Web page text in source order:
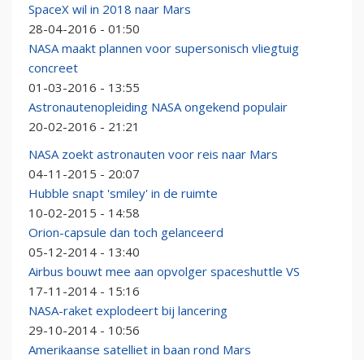
SpaceX wil in 2018 naar Mars
28-04-2016 - 01:50
NASA maakt plannen voor supersonisch vliegtuig
concreet
01-03-2016 - 13:55
Astronautenopleiding NASA ongekend populair
20-02-2016 - 21:21
NASA zoekt astronauten voor reis naar Mars
04-11-2015 - 20:07
Hubble snapt 'smiley' in de ruimte
10-02-2015 - 14:58
Orion-capsule dan toch gelanceerd
05-12-2014 - 13:40
Airbus bouwt mee aan opvolger spaceshuttle VS
17-11-2014 - 15:16
NASA-raket explodeert bij lancering
29-10-2014 - 10:56
Amerikaanse satelliet in baan rond Mars